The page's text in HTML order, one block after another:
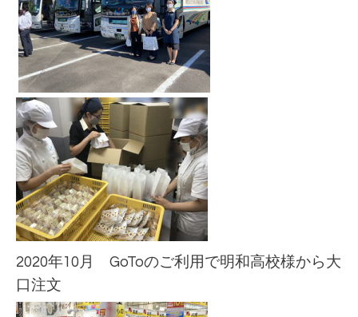
2020年10月 GoToのご利用で明和高校様から大
口注文